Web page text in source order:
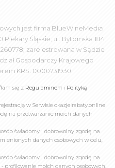
jest firma BlueWineMedia
Piekary Śląskie; ul. Bytomska 184;
zarejestrowana w Sądzie
Gospodarczy Krajowego
KRS: 0000731930.
się z Regulaminem i Polityką
w Serwisie okazjeirabaty.online
na przetwarzanie moich danych
świadomy i dobrowolny zgodę na
danych osobowych w celu,
świadomy i dobrowolny zgodę na
profilowanie moich danych osobowych,